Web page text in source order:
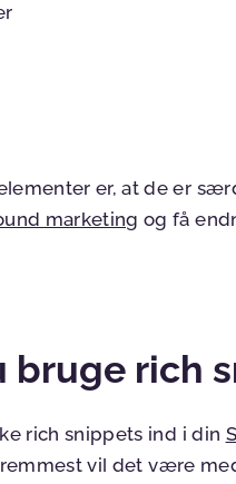
er, at de er
marketing og få
bruge rich
rich snippets ind i din
vil det være